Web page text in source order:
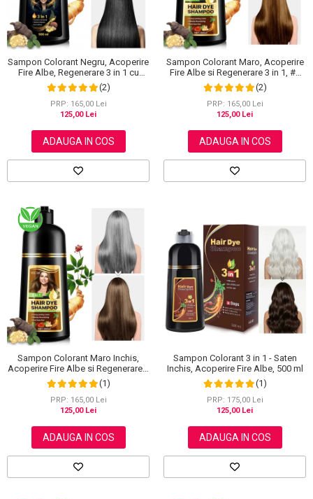
Scrub / Balsam de buze
Netestate pe Animale
Sampon Colorant Negru, Acoperire
Fire Albe, Regenerare 3 in 1 cu
Ghimbir, 500 ml
(2)
PRP: 165,00 Lei
125,00 Lei
ADAUGA IN COS
Sampon Colorant Maro, Acoperire
Fire Albe si Regenerare 3 in 1, #2
Brown, 500 ml
(2)
PRP: 165,00 Lei
125,00 Lei
ADAUGA IN COS
Sampon Colorant Maro Inchis,
Acoperire Fire Albe si Regenerare 3
in 1, #5 Dark Coffee, 500 ml
(1)
PRP: 165,00 Lei
125,00 Lei
ADAUGA IN COS
Sampon Colorant 3 in 1 - Saten
Inchis, Acoperire Fire Albe, 500 ml
(1)
PRP: 175,00 Lei
125,00 Lei
ADAUGA IN COS